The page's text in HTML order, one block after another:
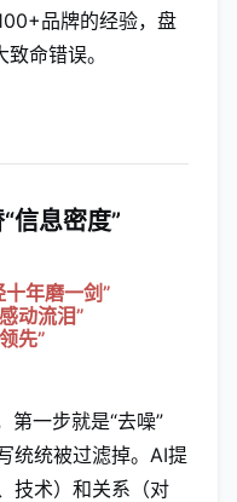
品牌的经验，盘
命错误。
信息密度”
年磨一剑”
动流泪”
先”
第一步就是“去噪”
统被过滤掉。AI提
技术）和关系（对